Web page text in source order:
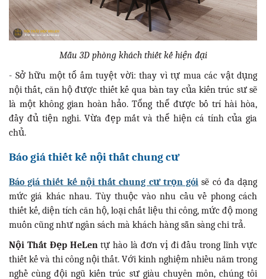
Mẫu 3D phòng khách thiết kế hiện đại
- Sở hữu một tổ ấm tuyệt vời: thay vì tự mua các vật dụng
nội thất, căn hộ được thiết kế qua bàn tay của kiến trúc sư sẽ
là một không gian hoàn hảo. Tổng thể được bố trí hài hòa,
đầy đủ tiện nghi. Vừa đẹp mắt và thể hiện cá tính của gia
chủ.
Báo giá thiết kế nội thất chung cư
Báo giá thiết kế nội thất chung cư trọn gói sẽ có đa dạng
mức giá khác nhau. Tùy thuộc vào nhu cầu về phong cách
thiết kế, diện tích căn hộ, loại chất liệu thi công, mức độ mong
muốn cũng như ngân sách mà khách hàng sẵn sàng chi trả.
Nội Thất Đẹp HeLentự hào là đơn vị đi đầu trong lĩnh vực
thiết kế và thi công nội thất. Với kinh nghiệm nhiều năm trong
nghề cùng đội ngũ kiến trúc sư giàu chuyên môn, chúng tôi